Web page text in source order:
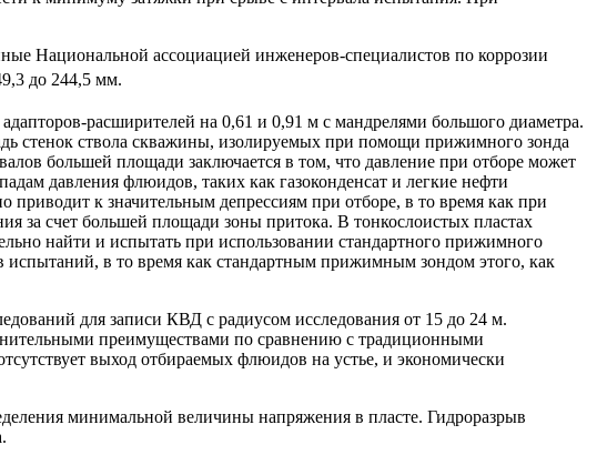
Национальной ассоциацией инженеров-специалистов по коррозии
до 244,5 мм.
адапторов-расширителей на 0,61 и 0,91 м с мандрелями большого диаметра.
стенок ствола скважины, изолируемых при помощи прижимного зонда
большей площади заключается в том, что давление при отборе может
давления флюидов, таких как газоконденсат и легкие нефти
к значительным депрессиям при отборе, в то время как при
за счет большей площади зоны притока. В тонкослоистых пластах
найти и испытать при использовании стандартного прижимного
испытаний, в то время как стандартным прижимным зондом этого, как
для записи КВД с радиусом исследования от 15 до 24 м.
преимуществами по сравнению с традиционными
выход отбираемых флюидов на устье, и экономически
минимальной величины напряжения в пласте. Гидроразрыв